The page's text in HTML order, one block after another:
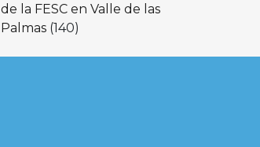
de la FESC en Valle de las
Palmas (140)